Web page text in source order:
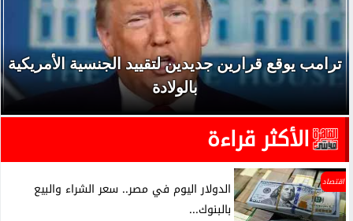
ترامب يوقع قرارين جديدين لتقييد الجنسية الأمريكية
بالولادة
الأكثر قراءة
اقتصاد
الدولار اليوم في مصر.. سعر الشراء والبيع
بالبنوك...